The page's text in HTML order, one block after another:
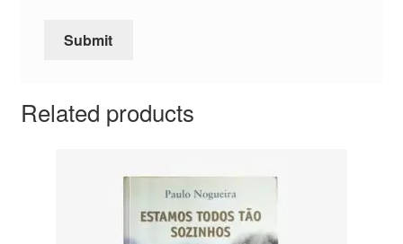
Related products